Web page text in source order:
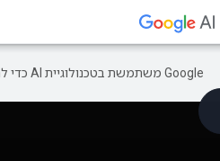
‫Google משתמשת בטכנולוגיית AI כדי לתרגם תוכן לשפה המועדפת עליך. בתרגומים כאלו עשויות להיות שגיאות.